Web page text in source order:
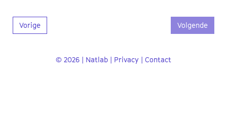
Vorige Volgende
© 2026 | Natlab | Privacy | Contact